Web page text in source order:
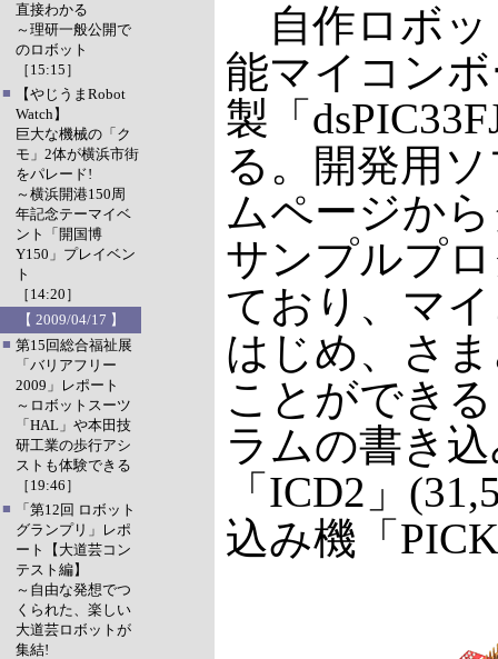
直接わかる
～理研一般公開で
のロボット
［15:15］
■
【やじうまRobot
Watch】
巨大な機械の「ク
モ」2体が横浜市街
をパレード!
～横浜開港150周
年記念テーマイベ
ント「開国博
Y150」プレイベン
ト
［14:20］
【 2009/04/17 】
■ 第15回総合福祉展
「バリアフリー
2009」レポート
～ロボットスーツ
「HAL」や本田技
研工業の歩行アシ
ストも体験できる
［19:46］
■
「第12回 ロボット
グランプリ」レポ
ート【大道芸コン
テスト編】
～自由な発想でつ
くられた、楽しい
大道芸ロボットが
集結!
自作ロボッ
能マイコン
製「
る。開発用
ムページか
サンプルプ
ており、マ
はじめ、さ
ことができ
ラムの書き
「ICD2」
込み機「